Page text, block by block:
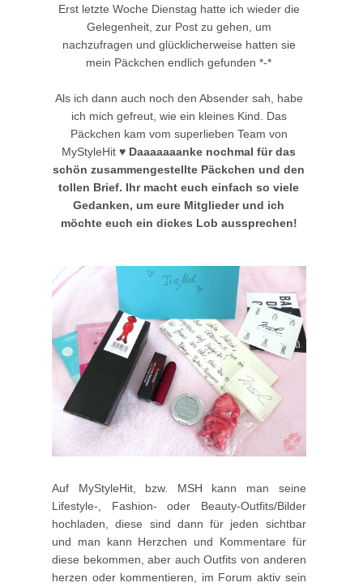
Erst letzte Woche Dienstag hatte ich wieder die
Gelegenheit, zur Post zu gehen, um
nachzufragen und glücklicherweise hatten sie
mein Päckchen endlich gefunden *-*
Als ich dann auch noch den Absender sah, habe
ich mich gefreut, wie ein kleines Kind. Das
Päckchen kam vom superlieben Team von
MyStyleHit ♥ Daaaaaaanke nochmal für das
schön zusammengestellte Päckchen und den
tollen Brief. Ihr macht euch einfach so viele
Gedanken, um eure Mitglieder und ich
möchte euch ein dickes Lob aussprechen!
Auf MyStyleHit, bzw. MSH kann man seine
Lifestyle-, Fashion- oder Beauty-Outfits/Bilder
hochladen, diese sind dann für jeden sichtbar
und man kann Herzchen und Kommentare für
diese bekommen, aber auch Outfits von anderen
herzen oder kommentieren, im Forum aktiv sein